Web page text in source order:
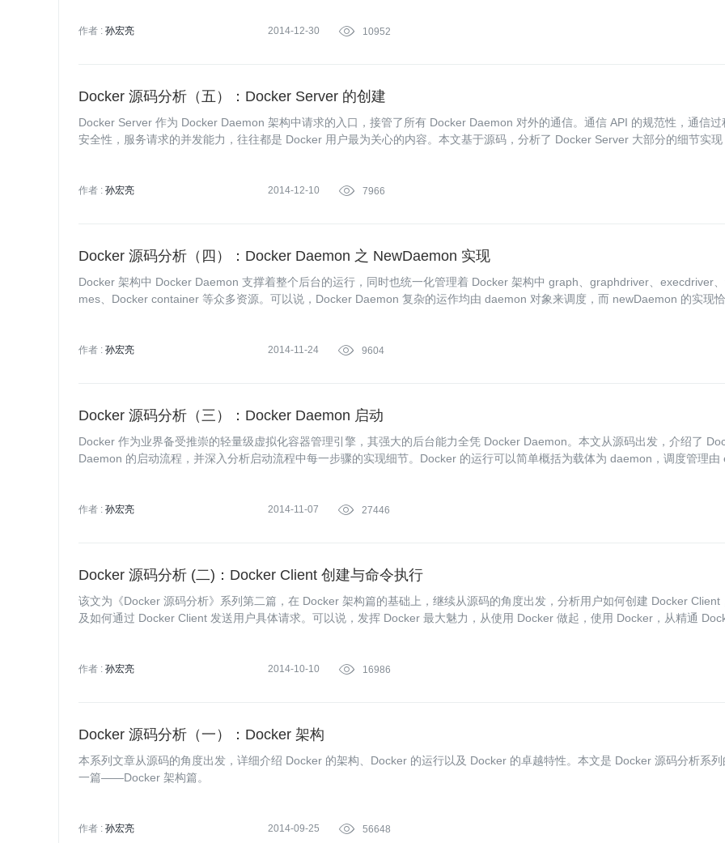
作者 : 孙宏亮 2014-12-30  10952
Docker 源码分析（五）：Docker Server 的创建
Docker Server 作为 Docker Daemon 架构中请求的入口，接管了所有 Docker Daemon 对外的通信。通信 API 的规范性，通信过
安全性，服务请求的并发能力，往往都是 Docker 用户最为关心的内容。本文基于源码，分析了 Docker Server 大部分的细节实现
作者 : 孙宏亮 2014-12-10  7966
Docker 源码分析（四）：Docker Daemon 之 NewDaemon 实现
Docker 架构中 Docker Daemon 支撑着整个后台的运行，同时也统一化管理着 Docker 架构中 graph、graphdriver、execdriver
mes、Docker container 等众多资源。可以说，Docker Daemon 复杂的运作均由 daemon 对象来调度，而 newDaemon 的实现恰
作者 : 孙宏亮 2014-11-24  9604
Docker 源码分析（三）：Docker Daemon 启动
Docker 作为业界备受推崇的轻量级虚拟化容器管理引擎，其强大的后台能力全凭 Docker Daemon。本文从源码出发，介绍了
Daemon 的启动流程，并深入分析启动流程中每一步骤的实现细节。Docker 的运行可以简单概括为载体为 daemon，调度管理由
作者 : 孙宏亮 2014-11-07  27446
Docker 源码分析 (二)：Docker Client 创建与命令执行
该文为《Docker 源码分析》系列第二篇，在 Docker 架构篇的基础上，继续从源码的角度出发，分析用户如何创建 Docker Client
及如何通过 Docker Client 发送用户具体请求。可以说，发挥 Docker 最大魅力，从使用 Docker 做起，使用 Docker，从精通
作者 : 孙宏亮 2014-10-10  16986
Docker 源码分析（一）：Docker 架构
本系列文章从源码的角度出发，详细介绍 Docker 的架构、Docker 的运行以及 Docker 的卓越特性。本文是 Docker 源码分析系列
一篇——Docker 架构篇。
作者 : 孙宏亮 2014-09-25  56648